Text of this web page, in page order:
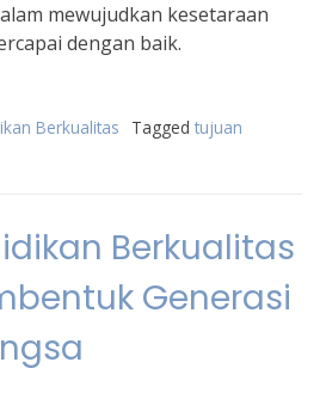
mewujudkan kesetaraan
dengan baik.
Berkualitas Tagged tujuan
Berkualitas
Generasi